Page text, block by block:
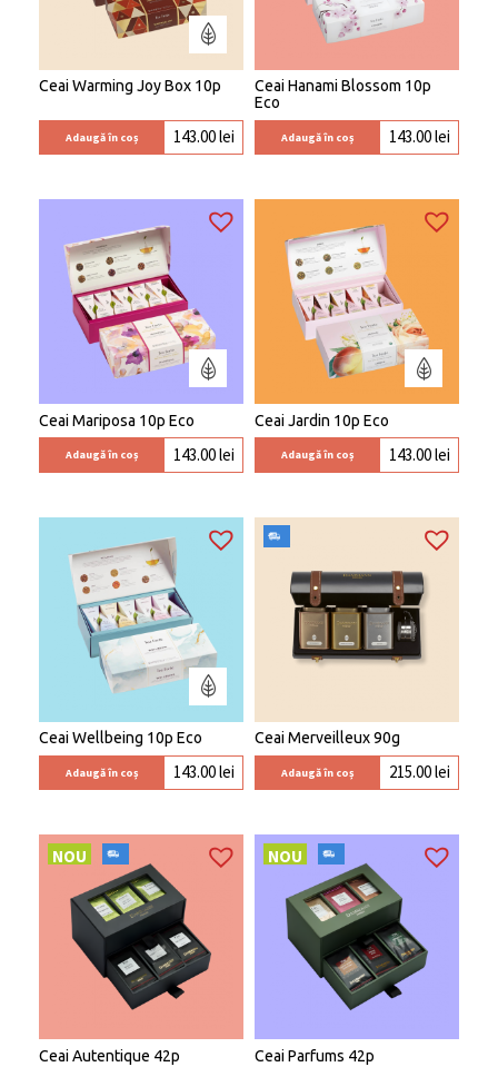
Ceai Warming Joy Box 10p
Adaugă în coș 143.00lei
Ceai Hanami Blossom 10p
Eco
Adaugă în coș 143.00lei
Ceai Mariposa 10p Eco
Adaugă în coș 143.00lei
Ceai Jardin 10p Eco
Adaugă în coș 143.00lei
Ceai Wellbeing 10p Eco
Adaugă în coș 143.00lei
Ceai Merveilleux 90g
Adaugă în coș 215.00lei
NOU
Ceai Autentique 42p
NOU
Ceai Parfums 42p